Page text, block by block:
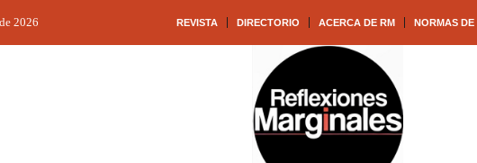
REVISTA DIRECTORIO ACERCA DE RM NORMAS
2026